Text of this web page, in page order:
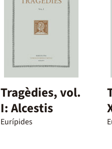
Tragèdies, vol.
I: Alcestis
Eurípides